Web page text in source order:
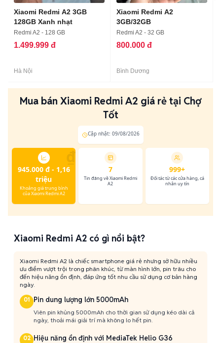
Xiaomi Redmi A2 3GB
128GB Xanh nhạt
Redmi A2 - 128 GB
1.499.999 đ
Hà Nội
Xiaomi Redmi A2
3GB/32GB
Redmi A2 - 32 GB
800.000 đ
Bình Dương
Mua bán Xiaomi Redmi A2 giá rẻ tại Chợ
Tốt
Cập nhật: 09/08/2026
₫
945.000 đ - 1,16
triệu
Khoảng giá trung bình
của Xiaomi Redmi A2
7
Tin đăng về Xiaomi Redmi
A2
999+
Đối tác từ các cửa hàng, cá
nhân uy tín
Xiaomi Redmi A2 có gì nổi bật?
Xiaomi Redmi A2 là chiếc smartphone giá rẻ nhưng sở hữu nhiều
ưu điểm vượt trội trong phân khúc, từ màn hình lớn, pin trâu cho
đến hiệu năng ổn định, đáp ứng tốt nhu cầu sử dụng cơ bản hàng
ngày.
01 Pin dung lượng lớn 5000mAh
Viên pin khủng 5000mAh cho thời gian sử dụng kéo dài cả
ngày, thoải mái giải trí mà không lo hết pin.
02 Hiệu năng ổn định với MediaTek Helio G36